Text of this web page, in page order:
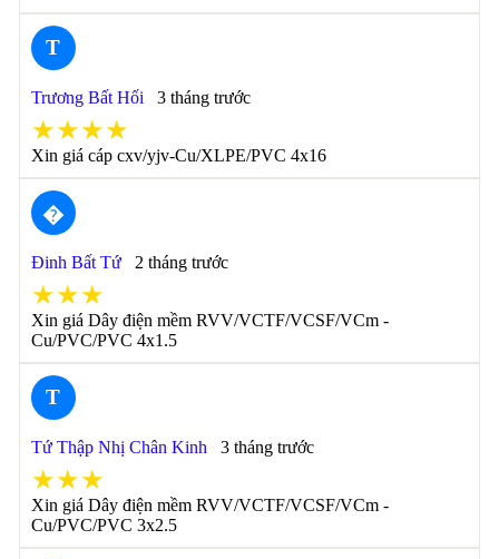
T
Trương Bất Hối 3 tháng trước
★★★★
Xin giá cáp cxv/yjv-Cu/XLPE/PVC 4x16
�
Đinh Bất Tứ 2 tháng trước
★★★
Xin giá Dây điện mềm RVV/VCTF/VCSF/VCm -
Cu/PVC/PVC 4x1.5
T
Tứ Thập Nhị Chân Kinh 3 tháng trước
★★★
Xin giá Dây điện mềm RVV/VCTF/VCSF/VCm -
Cu/PVC/PVC 3x2.5